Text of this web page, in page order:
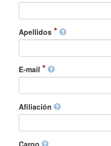
Apellidos
E-mail
Afiliación
Cargo